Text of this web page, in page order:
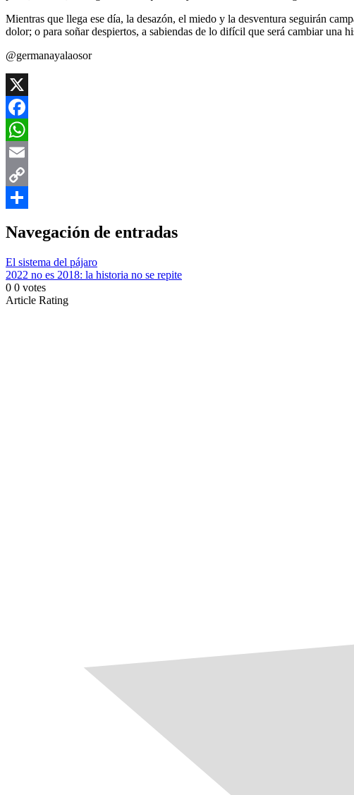
Mientras que llega ese día, la desazón, el miedo y la desventura seguirán
dolor; o para soñar despiertos, a sabiendas de lo difícil que será cambiar una
@germanayalaosor
X
Facebook
WhatsApp
Email
Copy
Navegación de entradas
El sistema del pájaro
2022 no es 2018: la historia no se repite
0 0 votes
Article Rating